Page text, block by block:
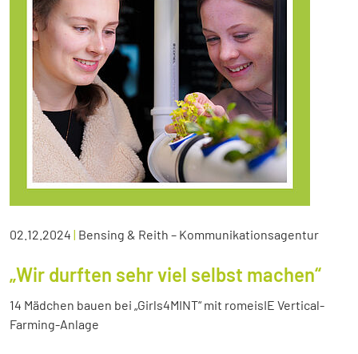
02.12.2024 | Bensing & Reith – Kommunikationsagentur
„Wir durften sehr viel selbst machen“
14 Mädchen bauen bei „Girls4MINT“ mit romeisIE Vertical-
Farming-Anlage